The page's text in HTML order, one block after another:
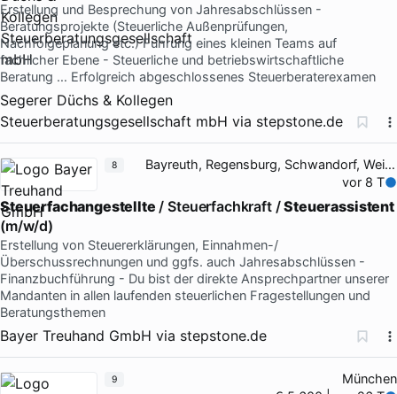
Erstellung und Besprechung von Jahresabschlüssen -
Beratungsprojekte (Steuerliche Außenprüfungen,
Nachfolgeplanung etc.) Führung eines kleinen Teams auf
fachlicher Ebene - Steuerliche und betriebswirtschaftliche
Beratung … Erfolgreich abgeschlossenes Steuerberaterexamen
Segerer Düchs & Kollegen
Steuerberatungsgesellschaft mbH via stepstone.de
Bayreuth, Regensburg, Schwandorf, Weiden
vor 8 T
Steuerfachangestellte / Steuerfachkraft /Steuerassistent
(m/w/d)
Erstellung von Steuererklärungen, Einnahmen-/
Überschussrechnungen und ggfs. auch Jahresabschlüssen -
Finanzbuchführung - Du bist der direkte Ansprechpartner unserer
Mandanten in allen laufenden steuerlichen Fragestellungen und
Beratungsthemen
Bayer Treuhand GmbH via stepstone.de
8
München
9